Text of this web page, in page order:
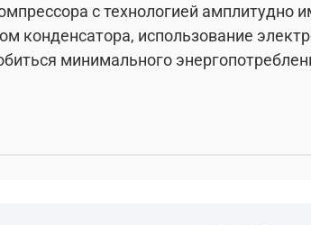
с технологией амплитудно
конденсатора, использование
минимального